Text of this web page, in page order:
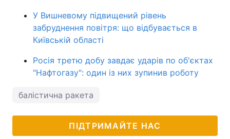
У Вишневому підвищений рівень
забруднення повітря: що відбувається в
Київській області
Росія третю добу завдає ударів по об'єктах
"Нафтогазу": один із них зупинив роботу
балістична ракета
ПІДТРИМАЙТЕ НАС